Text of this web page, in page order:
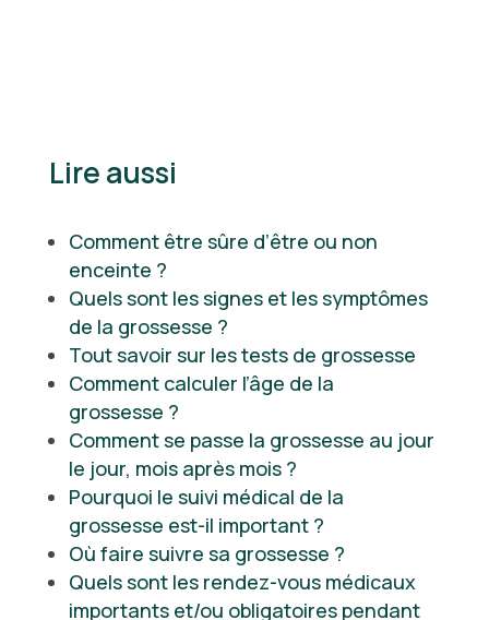
Lire aussi
Comment être sûre d’être ou non
enceinte ?
Quels sont les signes et les symptômes
de la grossesse ?
Tout savoir sur les tests de grossesse
Comment calculer l’âge de la
grossesse ?
Comment se passe la grossesse au jour
le jour, mois après mois ?
Pourquoi le suivi médical de la
grossesse est-il important ?
Où faire suivre sa grossesse ?
Quels sont les rendez-vous médicaux
importants et/ou obligatoires pendant